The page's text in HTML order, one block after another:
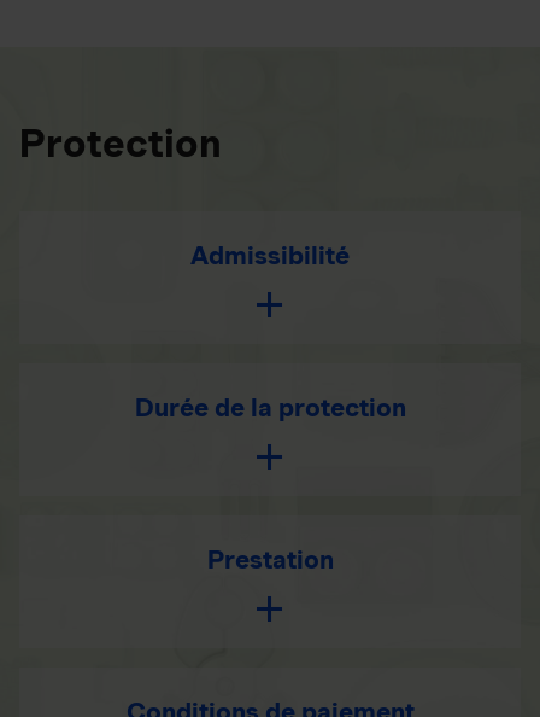
Protection
Admissibilité
Durée de la protection
Prestation